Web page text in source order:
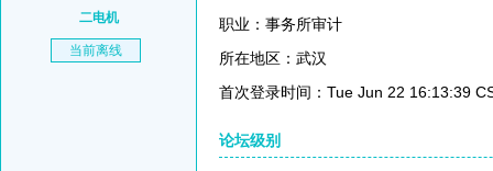
二电机
当前离线
职业：事务所审计
所在地区：武汉
首次登录时间：Tue Jun 22 16:13:39
论坛级别